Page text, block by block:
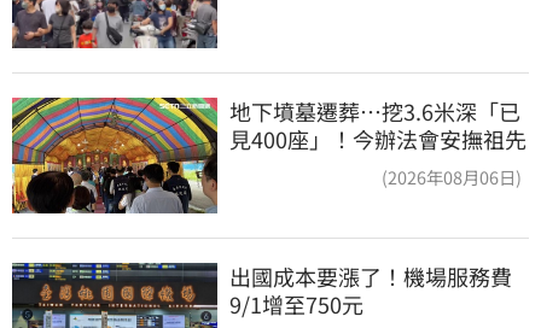
地下墳墓遷葬…挖3.6米深「已
見400座」！今辦法會安撫祖先
(2026年08月06日)
出國成本要漲了！機場服務費
9/1增至750元